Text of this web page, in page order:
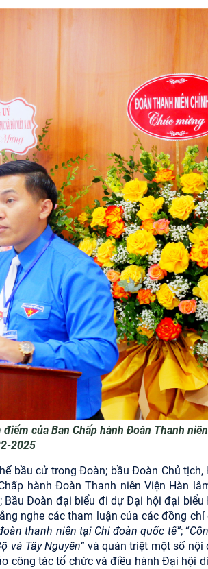
của Ban Chấp hành Đoàn Thanh
2025
bầu cử trong Đoàn; bầu Đoàn Chủ tịch,
hành Đoàn Thanh niên Viện Hàn
Bầu Đoàn đại biểu đi dự Đại hội đại biểu
nghe các tham luận của các đồng chí
thanh niên tại Chi đoàn quốc tế”; “
và Tây Nguyên”và quán triệt một số nội
công tác tổ chức và điều hành Đại hội